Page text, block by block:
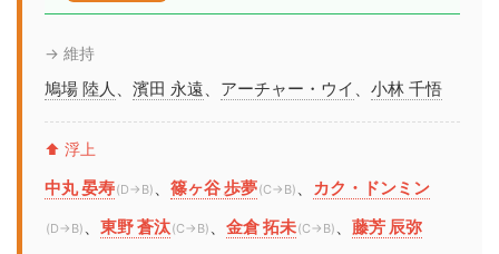
→ 維持
鳩場 陸人 、 濱田 永遠、 アーチャー・ウイ 、 小林 千悟
⬆️ 浮上
中丸 晏寿(D→B) 、 篠ヶ谷 歩夢(C→B) 、 カク・ドンミン
(D→B) 、 東野 蒼汰(C→B) 、 金倉 拓未(C→B) 、 藤芳 辰弥